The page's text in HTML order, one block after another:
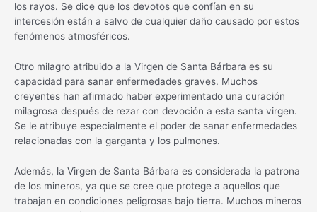
los rayos. Se dice que los devotos que confían en su
intercesión están a salvo de cualquier daño causado por estos
fenómenos atmosféricos.
Otro milagro atribuido a la Virgen de Santa Bárbara es su
capacidad para sanar enfermedades graves. Muchos
creyentes han afirmado haber experimentado una curación
milagrosa después de rezar con devoción a esta santa virgen.
Se le atribuye especialmente el poder de sanar enfermedades
relacionadas con la garganta y los pulmones.
Además, la Virgen de Santa Bárbara es considerada la patrona
de los mineros, ya que se cree que protege a aquellos que
trabajan en condiciones peligrosas bajo tierra. Muchos mineros